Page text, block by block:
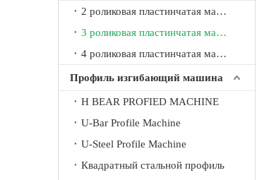
2 роликовая пластинчатая машина
3 роликовая пластинчатая машина
4 роликовая пластинчатая машина
Профиль изгибающий машина
H BEAR PROFIED MACHINE
U-Bar Profile Machine
U-Steel Profile Machine
Квадратный стальной профиль